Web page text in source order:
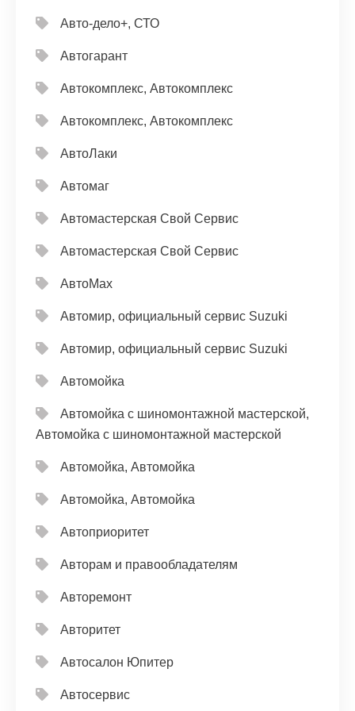
Авто-дело+, СТО
Автогарант
Автокомплекс, Автокомплекс
Автокомплекс, Автокомплекс
АвтоЛаки
Автомаг
Автомастерская Свой Сервис
Автомастерская Свой Сервис
АвтоМах
Автомир, официальный сервис Suzuki
Автомир, официальный сервис Suzuki
Автомойка
Автомойка с шиномонтажной мастерской,
Автомойка с шиномонтажной мастерской
Автомойка, Автомойка
Автомойка, Автомойка
Автоприоритет
Авторам и правообладателям
Авторемонт
Авторитет
Автосалон Юпитер
Автосервис